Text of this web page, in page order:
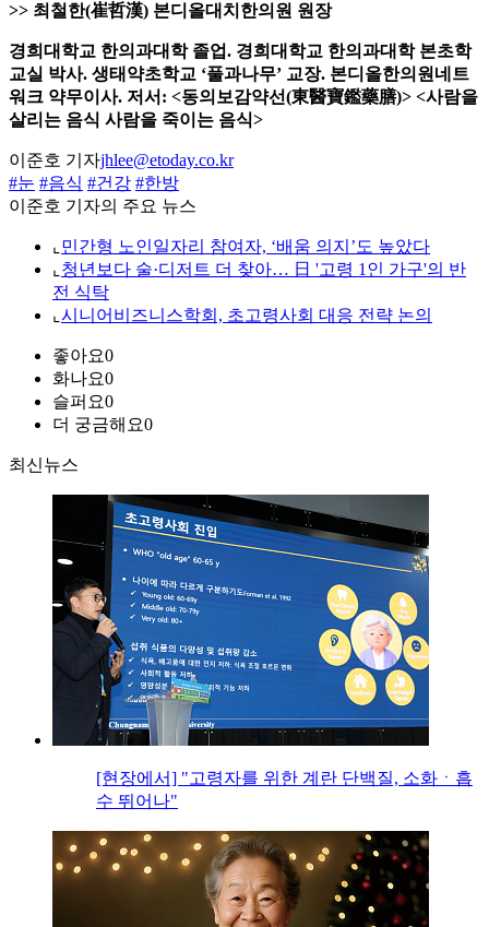
>> 최철한(崔哲漢) 본디올대치한의원 원장
경희대학교 한의과대학 졸업. 경희대학교 한의과대학 본초학
교실 박사. 생태약초학교 ‘풀과나무’ 교장. 본디올한의원네트
워크 약무이사. 저서: <동의보감약선(東醫寶鑑藥膳)> <사람을
살리는 음식 사람을 죽이는 음식>
이준호 기자jhlee@etoday.co.kr
#눈 #음식 #건강 #한방
이준호 기자의 주요 뉴스
⌞ 민간형 노인일자리 참여자, ‘배움 의지’도 높았다
⌞ 청년보다 술·디저트 더 찾아… 日 '고령 1인 가구'의 반
전 식탁
⌞ 시니어비즈니스학회, 초고령사회 대응 전략 논의
좋아요0
화나요0
슬퍼요0
더 궁금해요0
최신뉴스
[현장에서] "고령자를 위한 계란 단백질, 소화ㆍ흡
수 뛰어나"